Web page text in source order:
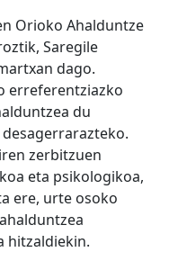
Orioko Ahalduntze
Saregile
dago.
erreferentziazko
du
zerbitzuen
eta psikologikoa,
ere, urte osoko
hitzaldiekin.